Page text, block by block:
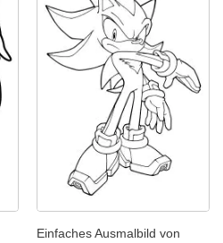
Einfaches Ausmalbild von